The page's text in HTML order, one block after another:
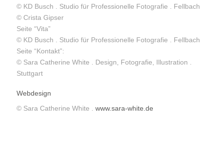
© KD Busch . Studio für Professionelle Fotografie . Fellbach
© Crista Gipser
Seite “Vita”
© KD Busch . Studio für Professionelle Fotografie . Fellbach
Seite “Kontakt”:
© Sara Catherine White . Design, Fotografie, Illustration .
Stuttgart
Webdesign
© Sara Catherine White . www.sara-white.de